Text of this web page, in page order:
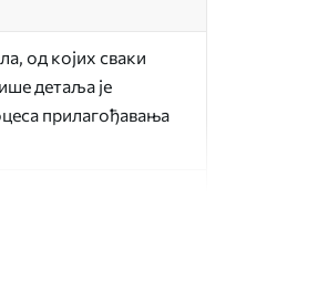
од којих сваки
детаља је
прилагођавања